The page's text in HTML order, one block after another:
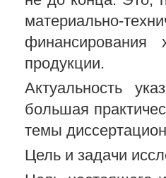
материально-
финансирования
продукции.
Актуальность
большая
темы
Цель и задачи